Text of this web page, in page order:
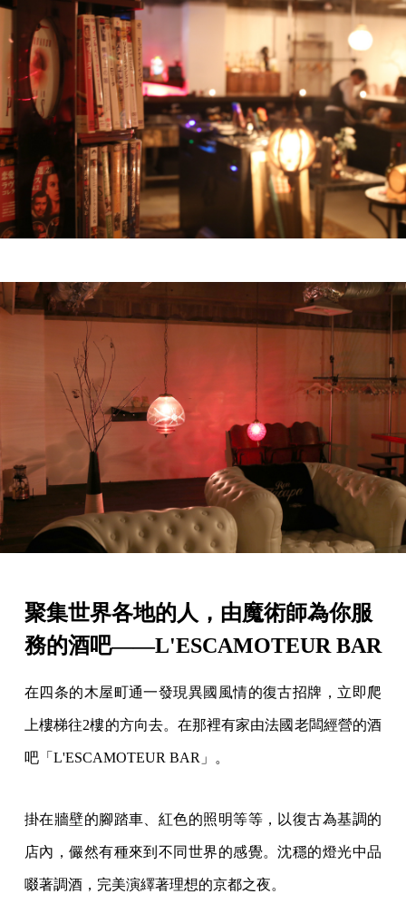
聚集世界各地的人，由魔術師為你服
務的酒吧——L'ESCAMOTEUR BAR
在四条的木屋町通一發現異國風情的復古招牌，立即爬
上樓梯往2樓的方向去。在那裡有家由法國老闆經營的酒
吧「L'ESCAMOTEUR BAR」。
掛在牆壁的腳踏車、紅色的照明等等，以復古為基調的
店內，儼然有種來到不同世界的感覺。沈穩的燈光中品
啜著調酒，完美演繹著理想的京都之夜。